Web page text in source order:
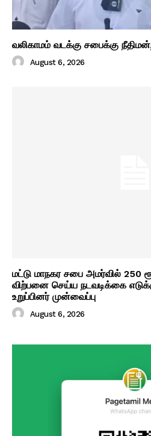
வலிகாமம் வடக்கு சபைக்கு
August 6, 2026
மட்டு மாநகர சபை அமர்வில் 250
விற்பனை செய்ய நடவடிக்கை
உறுப்பினர் முன்வைப்பு
August 6, 2026